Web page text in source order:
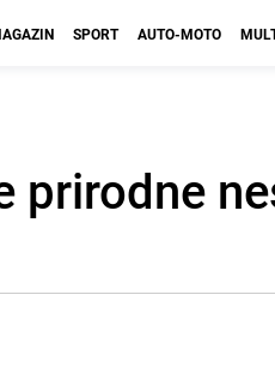
SPORT AUTO-MOTO
prirodne